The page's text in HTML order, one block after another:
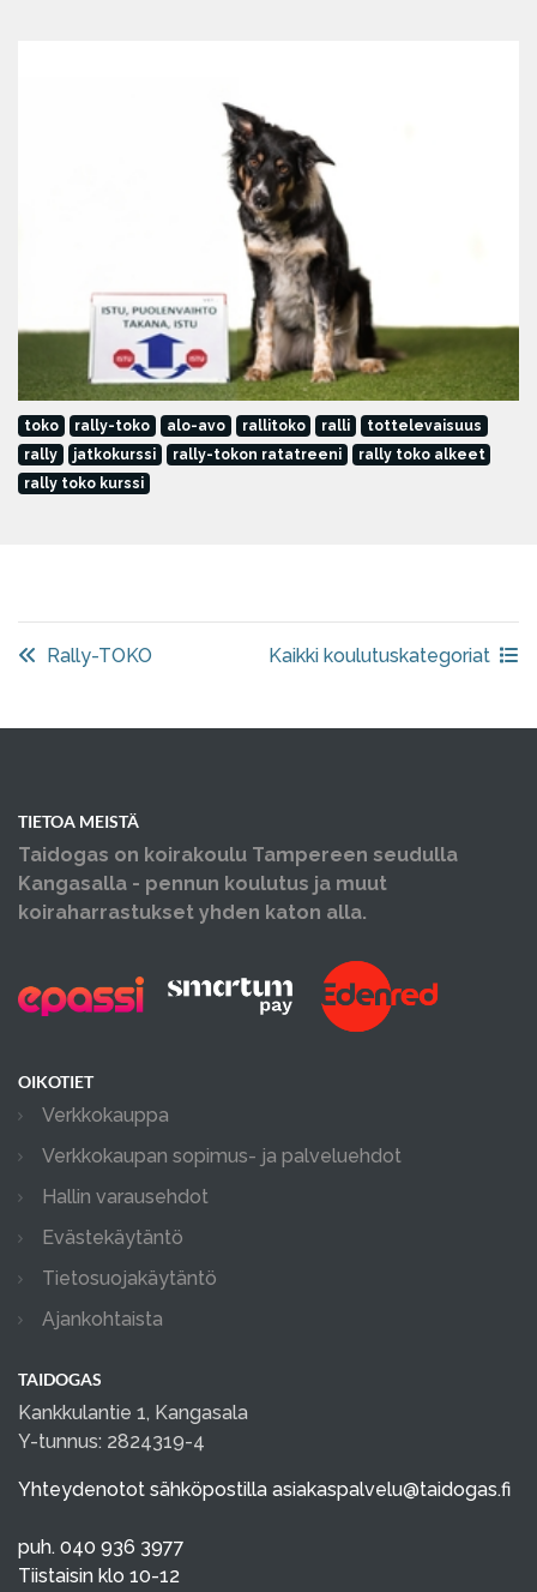
toko rally-toko alo-avo rallitoko ralli
tottelevaisuus
rally
jatkokurssi rally-tokon ratatreeni
rally toko alkeet
rally toko kurssi
Rally-TOKO Kaikki koulutuskategoriat
TIETOA MEISTÄ
Taidogas on koirakoulu Tampereen seudulla
Kangasalla - pennun koulutus ja muut
koiraharrastukset yhden katon alla.
OIKOTIET
Verkkokauppa
Verkkokaupan sopimus- ja palveluehdot
Hallin varausehdot
Evästekäytäntö
Tietosuojakäytäntö
Ajankohtaista
TAIDOGAS
Kankkulantie 1, Kangasala
Y-tunnus: 2824319-4
Yhteydenotot sähköpostilla asiakaspalvelu@taidogas.fi
puh. 040 936 3977
Tiistaisin klo 10-12